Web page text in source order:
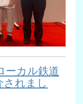
ーカル鉄道
されまし